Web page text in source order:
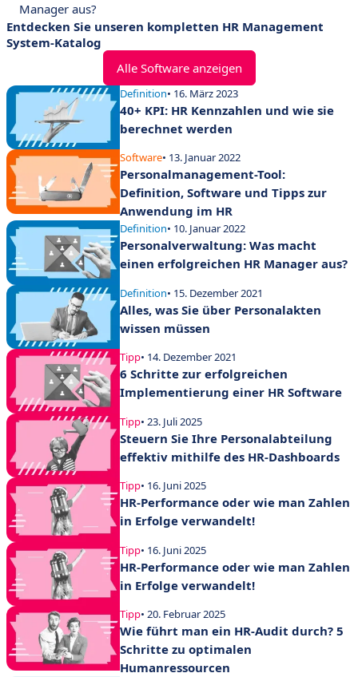
Manager aus?
Entdecken Sie unseren kompletten HR Management
System-Katalog
Alle Software anzeigen
Definition• 16. März 2023
40+ KPI: HR Kennzahlen und wie sie
berechnet werden
Software• 13. Januar 2022
Personalmanagement-Tool:
Definition, Software und Tipps zur
Anwendung im HR
Definition• 10. Januar 2022
Personalverwaltung: Was macht
einen erfolgreichen HR Manager aus?
Definition• 15. Dezember 2021
Alles, was Sie über Personalakten
wissen müssen
Tipp• 14. Dezember 2021
6 Schritte zur erfolgreichen
Implementierung einer HR Software
Tipp• 23. Juli 2025
Steuern Sie Ihre Personalabteilung
effektiv mithilfe des HR-Dashboards
Tipp• 16. Juni 2025
HR-Performance oder wie man Zahlen
in Erfolge verwandelt!
Tipp• 16. Juni 2025
HR-Performance oder wie man Zahlen
in Erfolge verwandelt!
Tipp• 20. Februar 2025
Wie führt man ein HR-Audit durch? 5
Schritte zu optimalen
Humanressourcen